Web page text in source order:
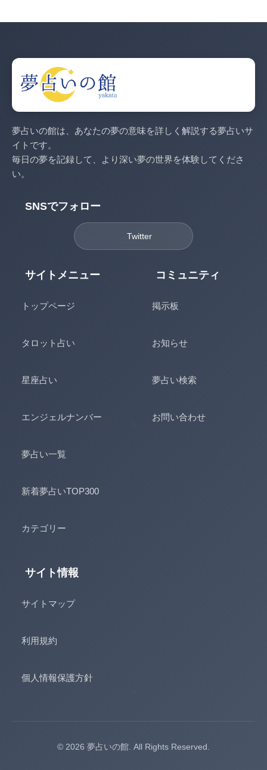
夢占いの館は、あなたの夢の意味を詳しく解説する夢占いサ
イトです。
毎日の夢を記録して、より深い夢の世界を体験してくださ
い。
SNSでフォロー
Twitter
サイトメニュー
トップページ
タロット占い
星座占い
エンジェルナンバー
夢占い一覧
新着夢占いTOP300
カテゴリー
コミュニティ
掲示板
お知らせ
夢占い検索
お問い合わせ
サイト情報
サイトマップ
利用規約
個人情報保護方針
© 2026 夢占いの館. All Rights Reserved.